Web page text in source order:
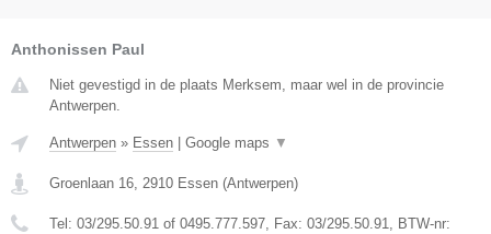
Anthonissen Paul
Niet gevestigd in de plaats Merksem, maar wel in de provincie
Antwerpen.
Antwerpen » Essen Google maps ▼
Groenlaan 16, 2910 Essen (Antwerpen)
Tel: 03/295.50.91 of 0495.777.597, Fax: 03/295.50.91, BTW-nr: